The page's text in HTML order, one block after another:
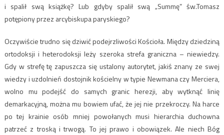
i spalił swą książkę? Lub gdyby spalił swą „Summę” św.Tomasz
potępiony przez arcybiskupa paryskiego?
Oczywiście trudno się dziwić podejrzliwości Kościoła. Między dziedziną
ortodoksji i heterodoksji leży szeroka strefa graniczna – niewiedzy.
Gdy w strefę tę zapuszcza się ustalony autorytet, jakiś znany ze swej
wiedzy i uzdolnień dostojnik kościelny w typie Newmana czy Merciera,
wolno mu podejść do samych granic herezji, aby wytknąć linię
demarkacyjną, można mu bowiem ufać, że jej nie przekroczy. Na harce
po tej krainie osób mniej powołanych musi hierarchia duchowna
patrzeć z troską i trwogą. To jej prawo i obowiązek. Ale niech Bóg